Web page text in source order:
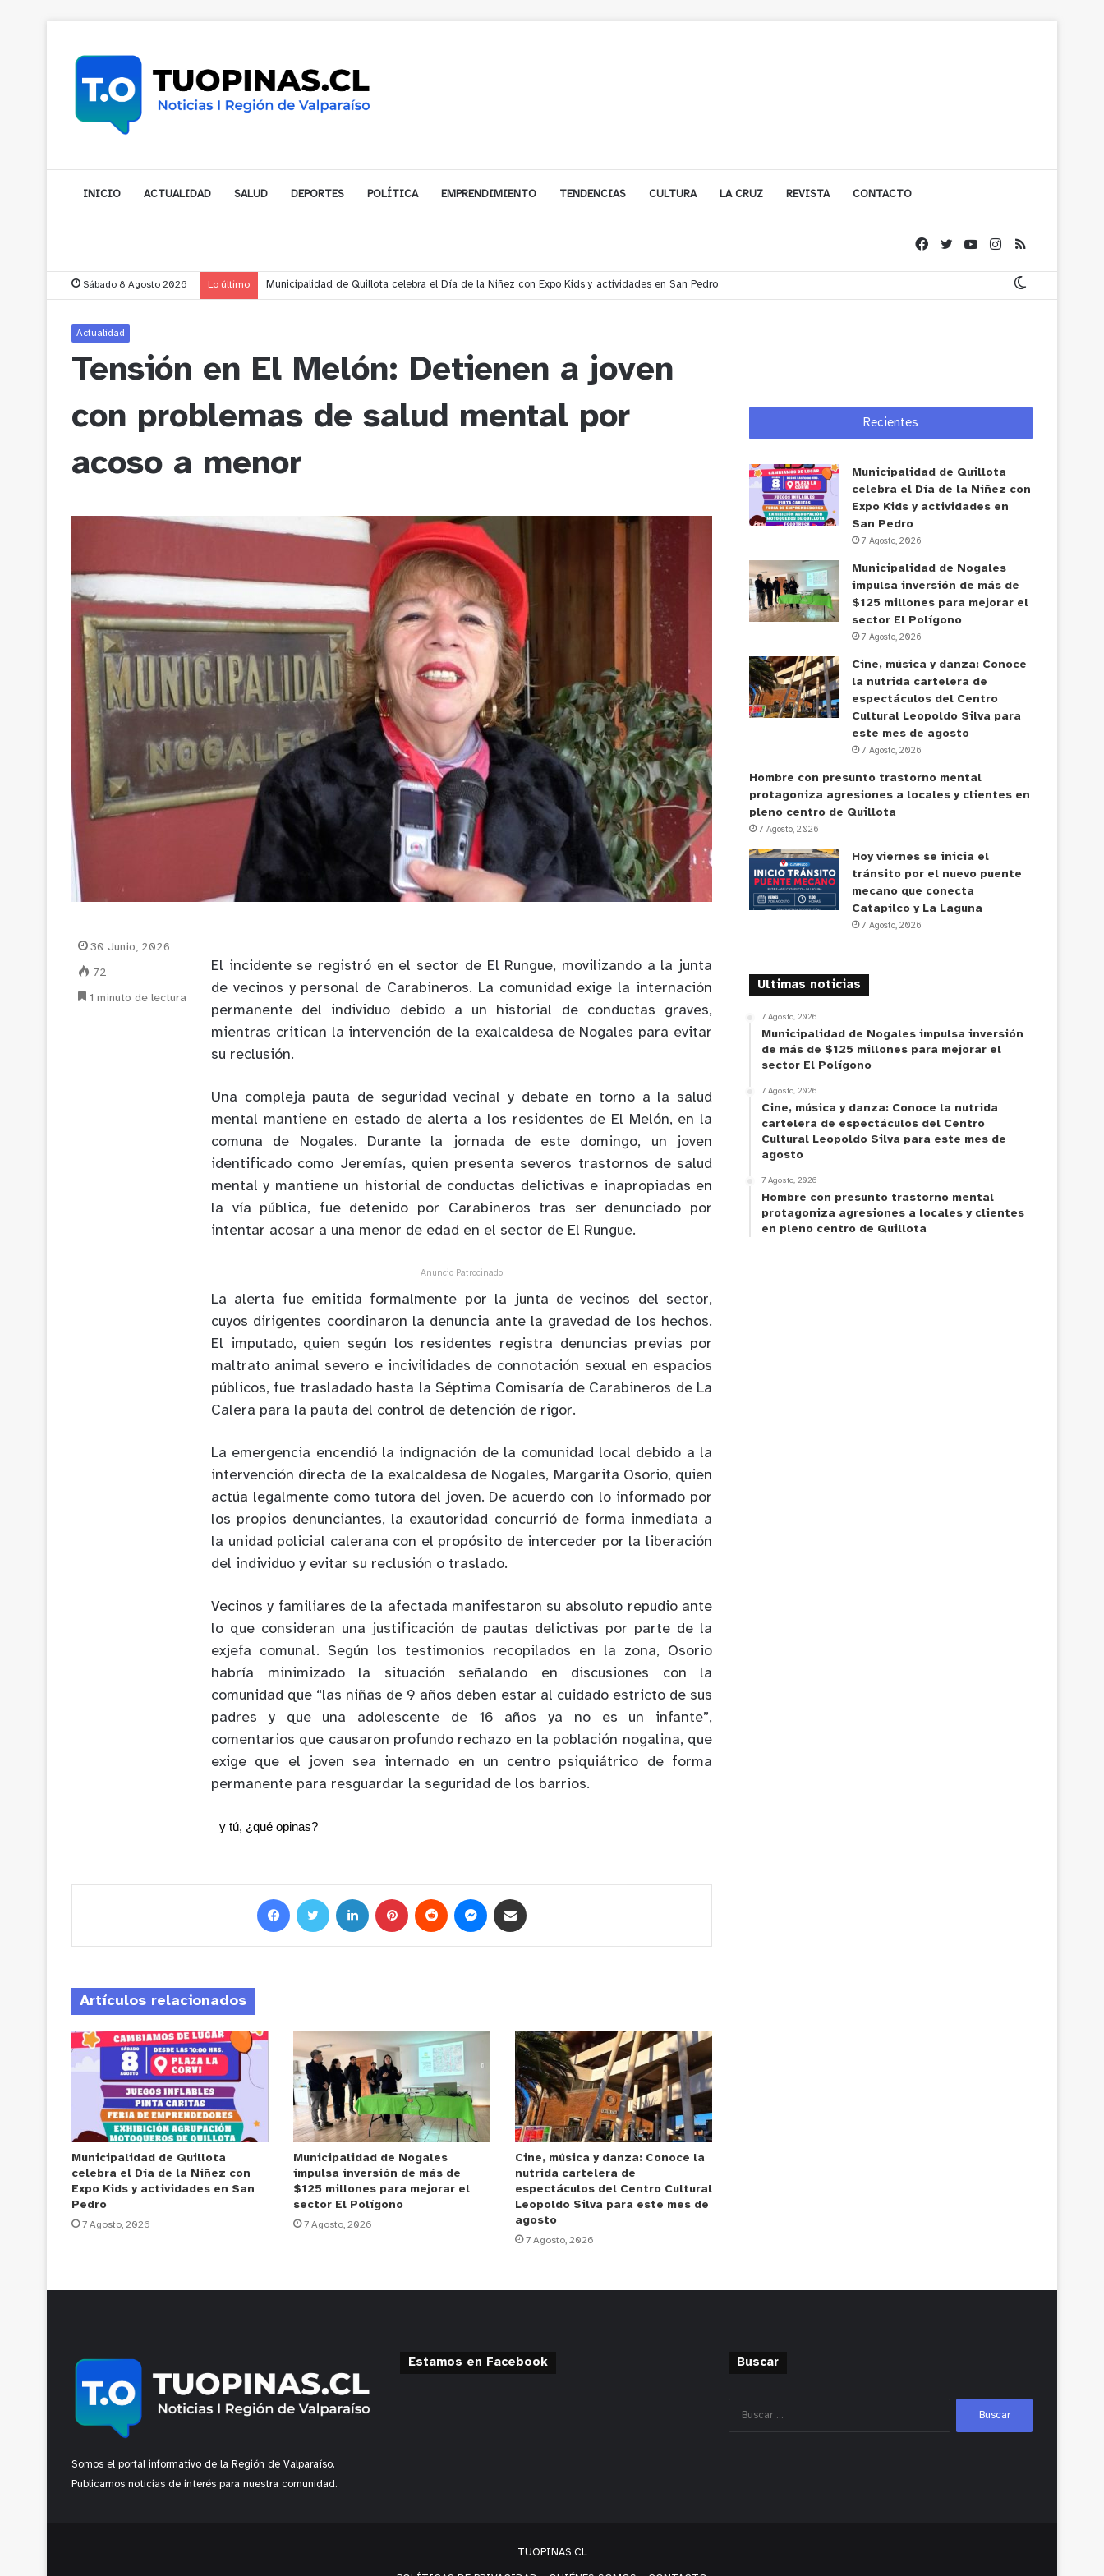
INICIO ACTUALIDAD SALUD DEPORTES POLÍTICA EMPRENDIMIENTO TENDENCIAS CULTURA LA CRUZ REVISTA CONTACTO
Sábado 8 Agosto 2026 Lo último Municipalidad de Nogales impulsa inversión de más de $125 millones para mejorar el sector El Polígono
Actualidad
Tensión en El Melón: Detienen a joven
con problemas de salud mental por
acoso a menor
El incidente se registró en el sector de El Rungue, movilizando a la junta
de vecinos y personal de Carabineros. La comunidad exige la internación
permanente del individuo debido a un historial de conductas graves,
mientras critican la intervención de la exalcaldesa de Nogales para evitar
su reclusión.
Una compleja pauta de seguridad vecinal y debate en torno a la salud
mental mantiene en estado de alerta a los residentes de El Melón, en la
comuna de Nogales. Durante la jornada de este domingo, un joven
identificado como Jeremías, quien presenta severos trastornos de salud
mental y mantiene un historial de conductas delictivas e inapropiadas en
la vía pública, fue detenido por Carabineros tras ser denunciado por
intentar acosar a una menor de edad en el sector de El Rungue.
Anuncio Patrocinado
La alerta fue emitida formalmente por la junta de vecinos del sector,
cuyos dirigentes coordinaron la denuncia ante la gravedad de los hechos.
El imputado, quien según los residentes registra denuncias previas por
maltrato animal severo e incivilidades de connotación sexual en espacios
públicos, fue trasladado hasta la Séptima Comisaría de Carabineros de La
Calera para la pauta del control de detención de rigor.
La emergencia encendió la indignación de la comunidad local debido a la
intervención directa de la exalcaldesa de Nogales, Margarita Osorio, quien
actúa legalmente como tutora del joven. De acuerdo con lo informado por
los propios denunciantes, la exautoridad concurrió de forma inmediata a
la unidad policial calerana con el propósito de interceder por la liberación
del individuo y evitar su reclusión o traslado.
Vecinos y familiares de la afectada manifestaron su absoluto repudio ante
lo que consideran una justificación de pautas delictivas por parte de la
exjefa comunal. Según los testimonios recopilados en la zona, Osorio
habría minimizado la situación señalando en discusiones con la
comunidad que “las niñas de 9 años deben estar al cuidado estricto de sus
padres y que una adolescente de 16 años ya no es un infante”,
comentarios que causaron profundo rechazo en la población nogalina, que
exige que el joven sea internado en un centro psiquiátrico de forma
permanente para resguardar la seguridad de los barrios.
y tú, ¿qué opinas?
30 Junio, 2026
72
1 minuto de lectura
Artículos relacionados
Municipalidad de Quillota
celebra el Día de la Niñez con
Expo Kids y actividades en San
Pedro
7 Agosto, 2026
Municipalidad de Nogales
impulsa inversión de más de
$125 millones para mejorar el
sector El Polígono
7 Agosto, 2026
Cine, música y danza: Conoce la
nutrida cartelera de
espectáculos del Centro Cultural
Leopoldo Silva para este mes de
agosto
7 Agosto, 2026
Recientes
Municipalidad de Quillota
celebra el Día de la Niñez con
Expo Kids y actividades en
San Pedro
7 Agosto, 2026
Municipalidad de Nogales
impulsa inversión de más de
$125 millones para mejorar el
sector El Polígono
7 Agosto, 2026
Cine, música y danza: Conoce
la nutrida cartelera de
espectáculos del Centro
Cultural Leopoldo Silva para
este mes de agosto
7 Agosto, 2026
Hombre con presunto trastorno mental
protagoniza agresiones a locales y clientes en
pleno centro de Quillota
7 Agosto, 2026
Hoy viernes se inicia el
tránsito por el nuevo puente
mecano que conecta
Catapilco y La Laguna
7 Agosto, 2026
Ultimas noticias
7 Agosto, 2026
Municipalidad de Nogales impulsa inversión
de más de $125 millones para mejorar el
sector El Polígono
7 Agosto, 2026
Cine, música y danza: Conoce la nutrida
cartelera de espectáculos del Centro
Cultural Leopoldo Silva para este mes de
agosto
7 Agosto, 2026
Hombre con presunto trastorno mental
protagoniza agresiones a locales y clientes
en pleno centro de Quillota
Somos el portal informativo de la Región de Valparaíso.
Publicamos noticias de interés para nuestra comunidad.
Estamos en Facebook Buscar
TUOPINAS.CL